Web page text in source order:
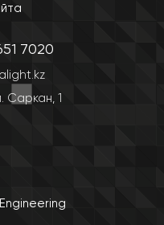
7020
Саркан, 1